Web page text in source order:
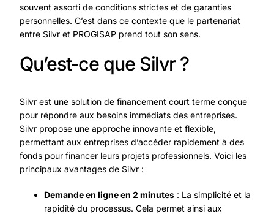
souvent assorti de conditions strictes et de garanties
personnelles. C’est dans ce contexte que le partenariat
entre Silvr et PROGISAP prend tout son sens.
Qu’est-ce que Silvr ?
Silvr est une solution de financement court terme conçue
pour répondre aux besoins immédiats des entreprises.
Silvr propose une approche innovante et flexible,
permettant aux entreprises d’accéder rapidement à des
fonds pour financer leurs projets professionnels. Voici les
principaux avantages de Silvr :
Demande en ligne en 2 minutes: La simplicité et la
rapidité du processus. Cela permet ainsi aux